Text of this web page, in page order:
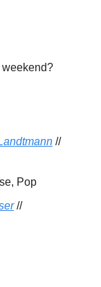
weekend?
//
Pop
//